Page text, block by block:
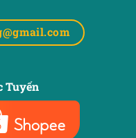
Tuyến